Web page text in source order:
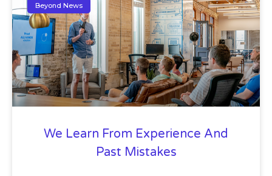
Beyond News
We Learn From Experience And
Past Mistakes